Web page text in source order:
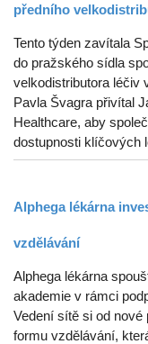
předního
Tento týden zavítala
do pražského sídla
velkodistributora léčiv
Pavla Švagra přivítal
Healthcare, aby
dostupnosti klíčových
Alphega lékárna
vzdělávání
Alphega lékárna
akademie v rámci
Vedení sítě si od
formu vzdělávání,